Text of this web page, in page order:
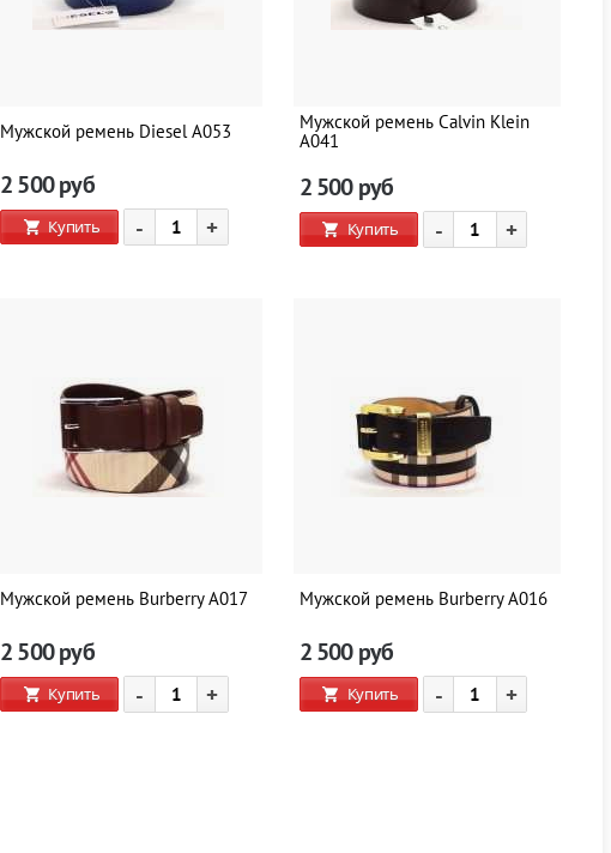
Мужской ремень Diesel A053
2 500руб
Купить - +
Мужской ремень Calvin Klein
A041
2 500 руб
Купить - +
Мужской ремень Burberry A017
2 500руб
Купить - +
Мужской ремень Burberry A016
2 500 руб
Купить - +